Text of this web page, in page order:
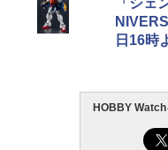
「シェ
日16時
HOBBY